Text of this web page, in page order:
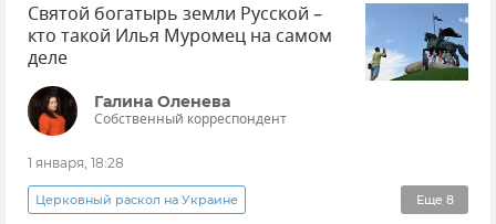
Союз православных журналистов Украины (СПЖ)
Украинская православная церковь (УПЦ)
Происшествия
Православная Церковь Украины (ПЦУ)
Православие
Захват храмов УПЦ на Украине
Святой богатырь земли Русской –
кто такой Илья Муромец на самом
деле
Галина Оленева
Собственный корреспондент
1 января, 18:28
Еще 8
Церковный раскол на Украине